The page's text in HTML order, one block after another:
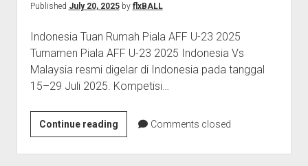
Published July 20, 2025by flxBALL
Indonesia Tuan Rumah Piala AFF U-23 2025
Turnamen Piala AFF U-23 2025 Indonesia Vs
Malaysia resmi digelar di Indonesia pada tanggal
15–29 Juli 2025. Kompetisi…
Continue readingPiala
AFF
U-
Comments closed